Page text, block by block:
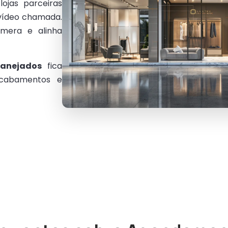
parceiras
chamada.
e alinha
fica
e